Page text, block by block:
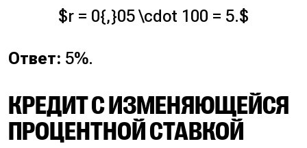
$r = 0{,}05 \cdot 100 = 5.$
Ответ: 5%.
КРЕДИТ С ИЗМЕНЯЮЩЕЙСЯ
ПРОЦЕНТНОЙ СТАВКОЙ